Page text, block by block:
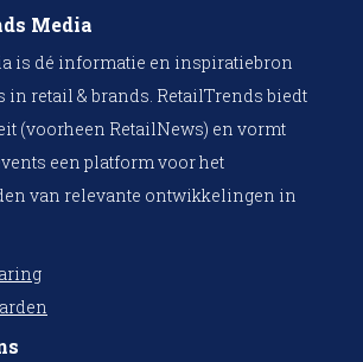
Media
is dé informatie en inspiratiebron
retail & brands. RetailTrends biedt
(voorheen RetailNews) en vormt
een platform voor het
van relevante ontwikkelingen in